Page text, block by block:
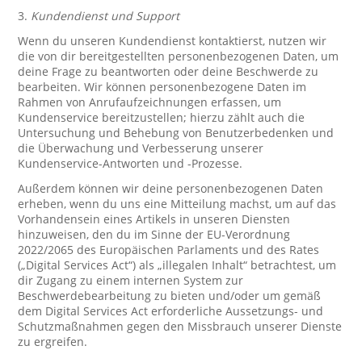
3. Kundendienst und Support
Wenn du unseren Kundendienst kontaktierst, nutzen wir
die von dir bereitgestellten personenbezogenen Daten, um
deine Frage zu beantworten oder deine Beschwerde zu
bearbeiten. Wir können personenbezogene Daten im
Rahmen von Anrufaufzeichnungen erfassen, um
Kundenservice bereitzustellen; hierzu zählt auch die
Untersuchung und Behebung von Benutzerbedenken und
die Überwachung und Verbesserung unserer
Kundenservice-Antworten und -Prozesse.
Außerdem können wir deine personenbezogenen Daten
erheben, wenn du uns eine Mitteilung machst, um auf das
Vorhandensein eines Artikels in unseren Diensten
hinzuweisen, den du im Sinne der EU-Verordnung
2022/2065 des Europäischen Parlaments und des Rates
(„Digital Services Act“) als „illegalen Inhalt“ betrachtest, um
dir Zugang zu einem internen System zur
Beschwerdebearbeitung zu bieten und/oder um gemäß
dem Digital Services Act erforderliche Aussetzungs- und
Schutzmaßnahmen gegen den Missbrauch unserer Dienste
zu ergreifen.